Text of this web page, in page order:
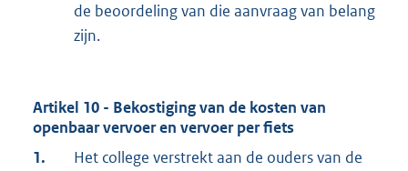
de beoordeling van die aanvraag van belang
zijn.
Artikel 10 - Bekostiging van de kosten van
openbaar vervoer en vervoer per fiets
1.
Het college verstrekt aan de ouders van de